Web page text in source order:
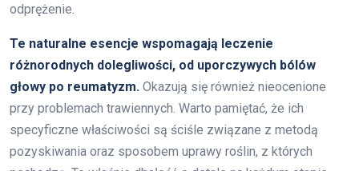
odprężenie.
Te naturalne esencje wspomagają leczenie
różnorodnych dolegliwości, od uporczywych bólów
głowy po reumatyzm. Okazują się również nieocenione
przy problemach trawiennych. Warto pamiętać, że ich
specyficzne właściwości są ściśle związane z metodą
pozyskiwania oraz sposobem uprawy roślin, z których